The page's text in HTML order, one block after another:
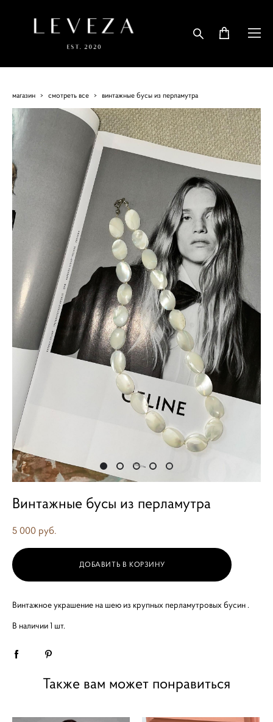
магазин > смотреть все > винтажные бусы из перламутра
Винтажные бусы из перламутра
5 000 pуб.
ДОБАВИТЬ В КОРЗИНУ
Винтажное украшение на шею из крупных перламутровых бусин .
В наличии 1 шт.
Также вам может понравиться